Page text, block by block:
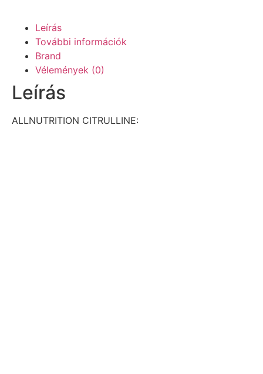
Leírás
További információk
Brand
Vélemények (0)
Leírás
ALLNUTRITION CITRULLINE: